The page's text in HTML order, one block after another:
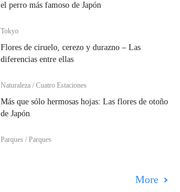
el perro más famoso de Japón
Tokyo
Flores de ciruelo, cerezo y durazno – Las
diferencias entre ellas
Naturaleza / Cuatro Estaciones
Más que sólo hermosas hojas: Las flores de otoño
de Japón
Parques / Parques
More